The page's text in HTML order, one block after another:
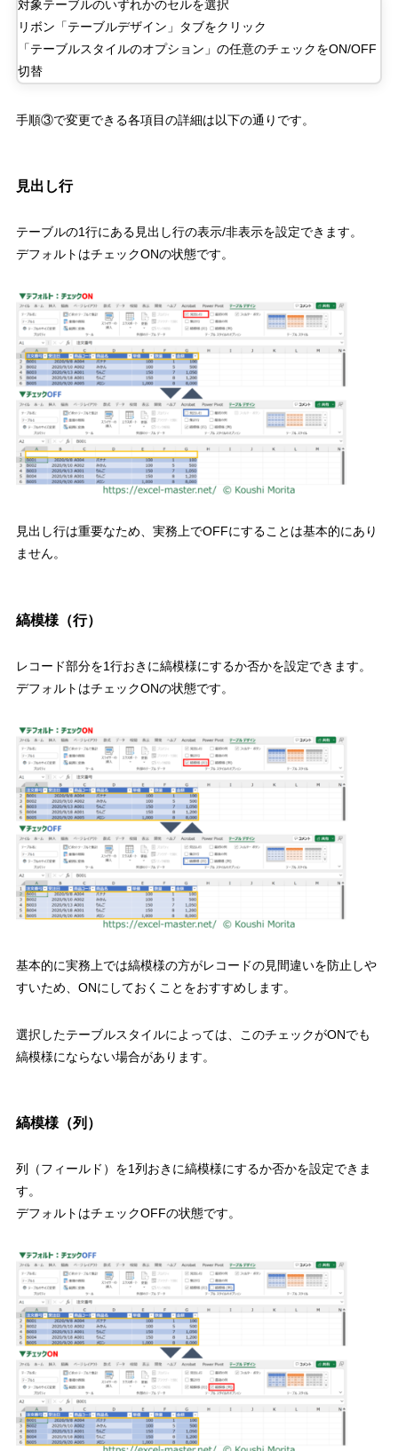
対象テーブルのいずれかのセルを選択
リボン「テーブルデザイン」タブをクリック
「テーブルスタイルのオプション」の任意のチェックをON/OFF
切替
手順③で変更できる各項目の詳細は以下の通りです。
見出し行
テーブルの1行にある見出し行の表示/非表示を設定できます。
デフォルトはチェックONの状態です。
見出し行は重要なため、実務上でOFFにすることは基本的にあり
ません。
縞模様（行）
レコード部分を1行おきに縞模様にするか否かを設定できます。
デフォルトはチェックONの状態です。
基本的に実務上では縞模様の方がレコードの見間違いを防止しや
すいため、 ONにしておくことをおすすめします。
選択したテーブルスタイルによっては、このチェックがONでも
縞模様にならない場合があります。
縞模様（列）
列（フィールド）を1列おきに縞模様にするか否かを設定できま
す。
デフォルトはチェックOFFの状態です。